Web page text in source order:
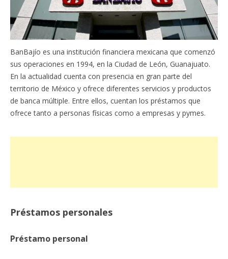
BanBajío es una institución financiera mexicana que comenzó
sus operaciones en 1994, en la Ciudad de León, Guanajuato.
En la actualidad cuenta con presencia en gran parte del
territorio de México y ofrece diferentes servicios y productos
de banca múltiple. Entre ellos, cuentan los préstamos que
ofrece tanto a personas físicas como a empresas y pymes.
Préstamos personales
Préstamo personal